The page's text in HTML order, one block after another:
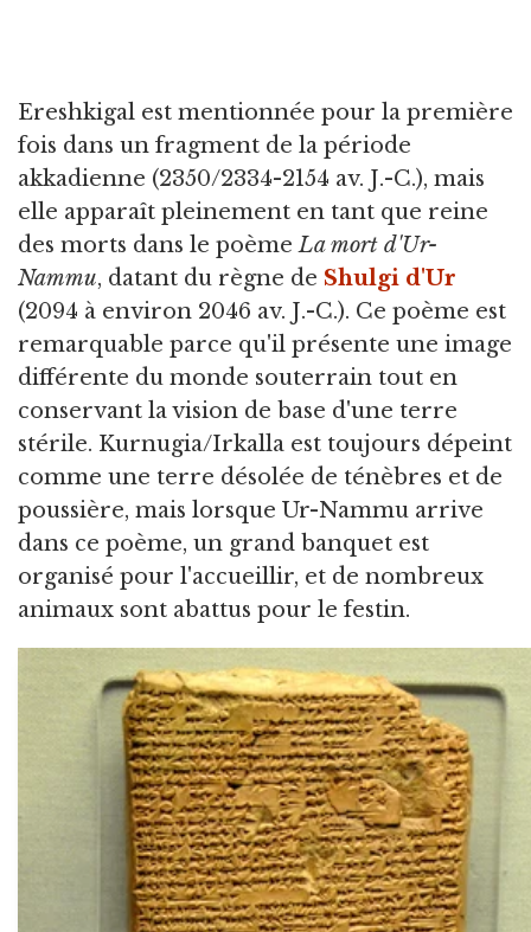
Ereshkigal est mentionnée pour la première
fois dans un fragment de la période
akkadienne (2350/2334-2154 av. J.-C.), mais
elle apparaît pleinement en tant que reine
des morts dans le poèmeLa mort d'Ur-
Nammu, datant du règne de Shulgi d'Ur
(2094 à environ 2046 av. J.-C.). Ce poème est
remarquable parce qu'il présente une image
différente du monde souterrain tout en
conservant la vision de base d'une terre
stérile. Kurnugia/Irkalla est toujours dépeint
comme une terre désolée de ténèbres et de
poussière, mais lorsque Ur-Nammu arrive
dans ce poème, un grand banquet est
organisé pour l'accueillir, et de nombreux
animaux sont abattus pour le festin.